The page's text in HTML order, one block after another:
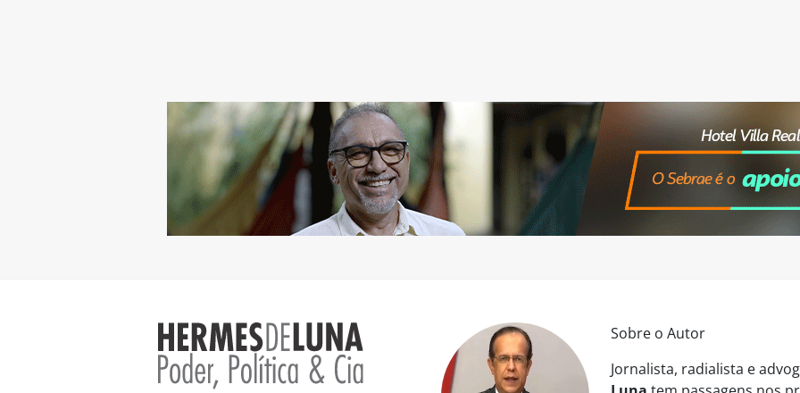
Sobre o Autor
Jornalista, radialista e